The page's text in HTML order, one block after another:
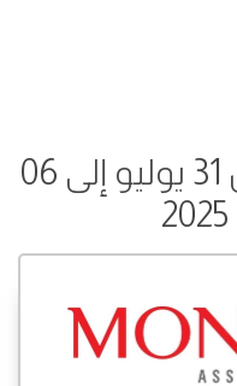
عروض مونوبري من 31 يوليو إلى 06